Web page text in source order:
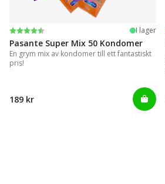
Betyg:
4.4 utav 5 stjärnor I lager
Pasante Super Mix 50 Kondomer
En grym mix av kondomer till ett fantastiskt
pris!
189 kr